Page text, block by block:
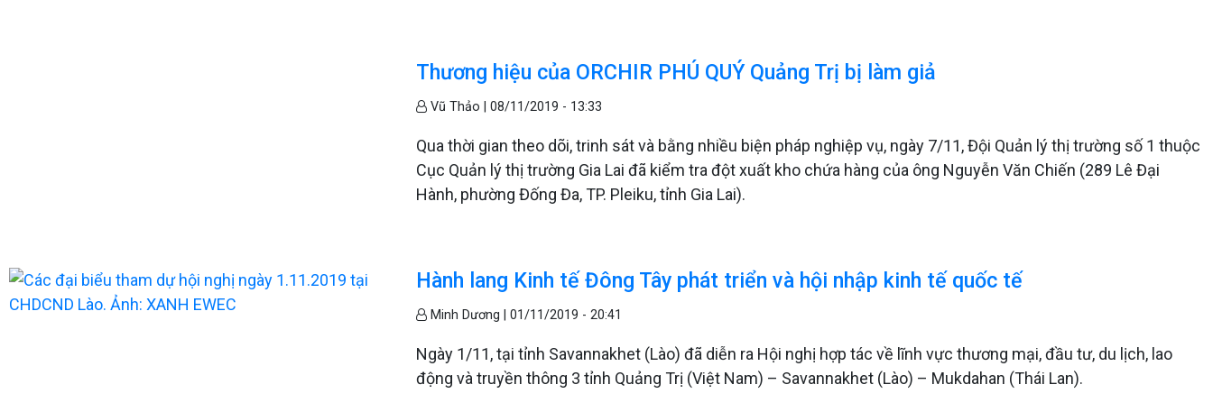
Thương hiệu của ORCHIR PHÚ QUÝ Quảng Trị bị làm giả
Vũ Thảo |08/11/2019 - 13:33
Qua thời gian theo dõi, trinh sát và bằng nhiều biện pháp nghiệp vụ, ngày 7/11, Đội Quản lý thị trường số 1 thuộc
Cục Quản lý thị trường Gia Lai đã kiểm tra đột xuất kho chứa hàng của ông Nguyễn Văn Chiến (289 Lê Đại
Hành, phường Đống Đa, TP. Pleiku, tỉnh Gia Lai).
Hành lang Kinh tế Đông Tây phát triển và hội nhập kinh tế quốc tế
Minh Dương |01/11/2019 - 20:41
Ngày 1/11, tại tỉnh Savannakhet (Lào) đã diễn ra Hội nghị hợp tác về lĩnh vực thương mại, đầu tư, du lịch, lao
động và truyền thông 3 tỉnh Quảng Trị (Việt Nam) – Savannakhet (Lào) – Mukdahan (Thái Lan).